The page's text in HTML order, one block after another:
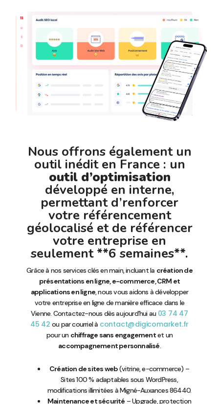
Nous offrons également un
outil inédit en France : un
outil d’optimisation
développé en interne,
permettant d’renforcer
votre référencement
géolocalisé et de référencer
votre entreprise en
seulement **6 semaines**.
Grâce à nos services clés en main, incluant la création de
présentations en ligne, e-commerce, CRM et
applications en ligne, nous vous aidons à développer
votre entreprise en ligne de manière efficace dans le
Vienne. Contactez-nous dès aujourd’hui au 03 74 47
45 42 ou par courriel à contact@digicomarket.fr
pour un chiffrage sans engagementet un
accompagnement personnalisé.
Création de sites web(vitrine, e-commerce) –
Sites 100 % adaptables sous WordPress,
modifications illimitées à Migné-Auxances 86440.
Maintenance et sécurité – Upgrade, protection